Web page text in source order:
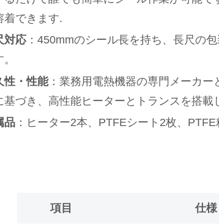
着できます.
対応：450mmのシール長を持ち、長尺の
性・性能：業務用電熱機器の専門メーカ
基づき、高性能ヒーターとトランスを搭載
品：ヒーター2本、PTFEシート2枚、PTFE
項目 仕様